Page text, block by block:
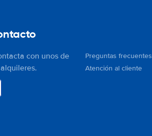
con unos de
Preguntas frecuentes
Atención al cliente